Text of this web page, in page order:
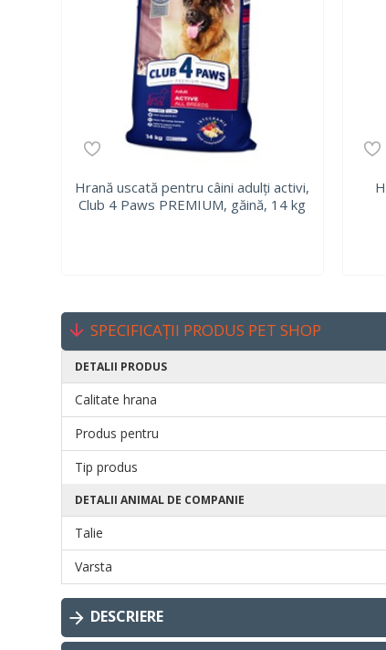
Hrană uscată pentru câini adulți activi,
Club 4 Paws PREMIUM, găină, 14 kg
SPECIFICAȚII PRODUS PET SHOP
DETALII PRODUS
Calitate hrana
Produs pentru
Tip produs
DETALII ANIMAL DE COMPANIE
Talie
Varsta
DESCRIERE